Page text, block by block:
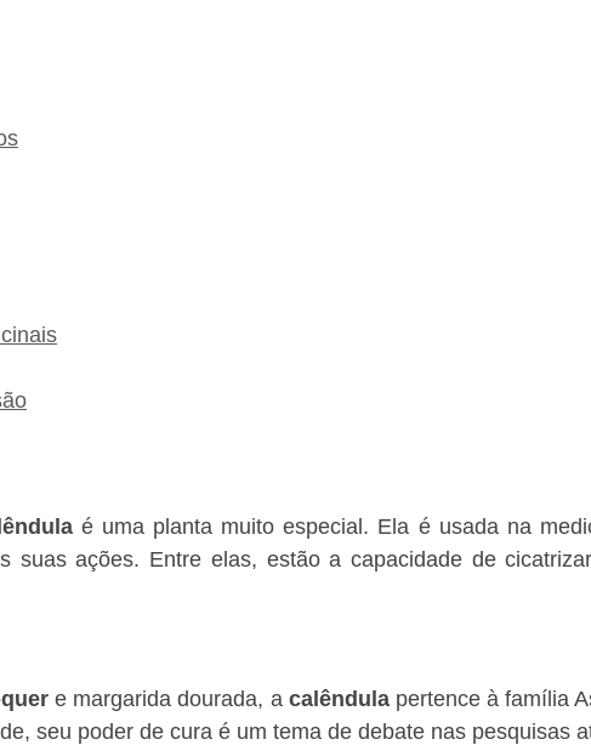
é uma planta muito especial. Ela é usada na
suas ações. Entre elas, estão a capacidade de
e margarida dourada, a calêndulapertence à família
seu poder de cura é um tema de debate nas pesquisas